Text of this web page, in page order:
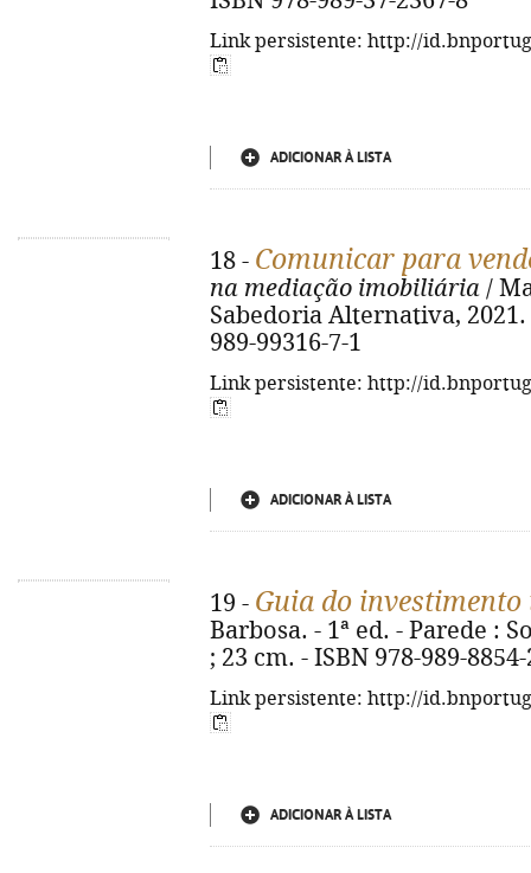
Link persistente: http://
ADICIONAR À LISTA
18 - Comunicar para
na mediação imobiliária /
Sabedoria Alternativa, 2021.
989-99316-7-1
Link persistente: http://
ADICIONAR À LISTA
19 - Guia do
Barbosa. - 1ª ed. - Parede :
; 23 cm. - ISBN 978-989-
Link persistente: http://
ADICIONAR À LISTA